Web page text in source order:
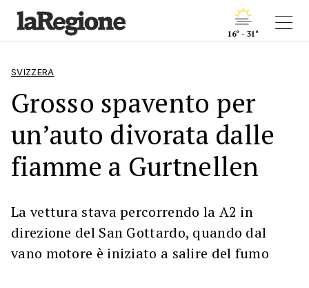
16° - 31°
SVIZZERA
Grosso spavento per
un’auto divorata dalle
fiamme a Gurtnellen
La vettura stava percorrendo la A2 in
direzione del San Gottardo, quando dal
vano motore è iniziato a salire del fumo